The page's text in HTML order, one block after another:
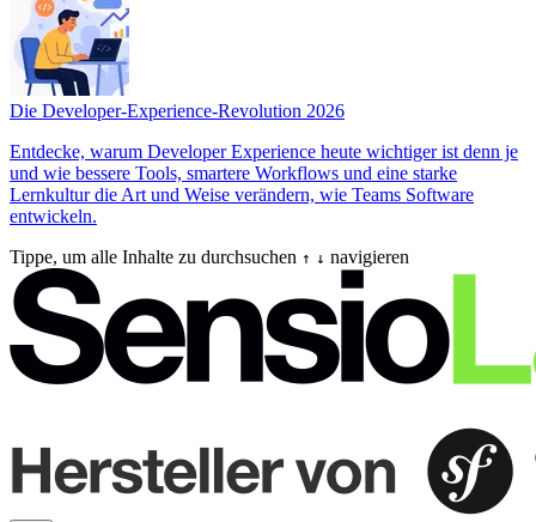
Die Developer-Experience-Revolution 2026
Entdecke, warum Developer Experience heute wichtiger ist denn je
und wie bessere Tools, smartere Workflows und eine starke
Lernkultur die Art und Weise verändern, wie Teams Software
entwickeln.
Tippe, um alle Inhalte zu durchsuchen ↑ ↓ navigieren